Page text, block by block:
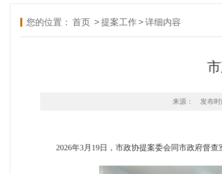
政协本溪市第十四届委员会 人事任免名单
中国人民政治协商会议辽宁省本溪市委员会
本溪市政协2026年部门预算
您的位置： 首页 > 提案工作 > 详细内容
来源： 发布
2026年3月19日，市政协提案委会同市政府督